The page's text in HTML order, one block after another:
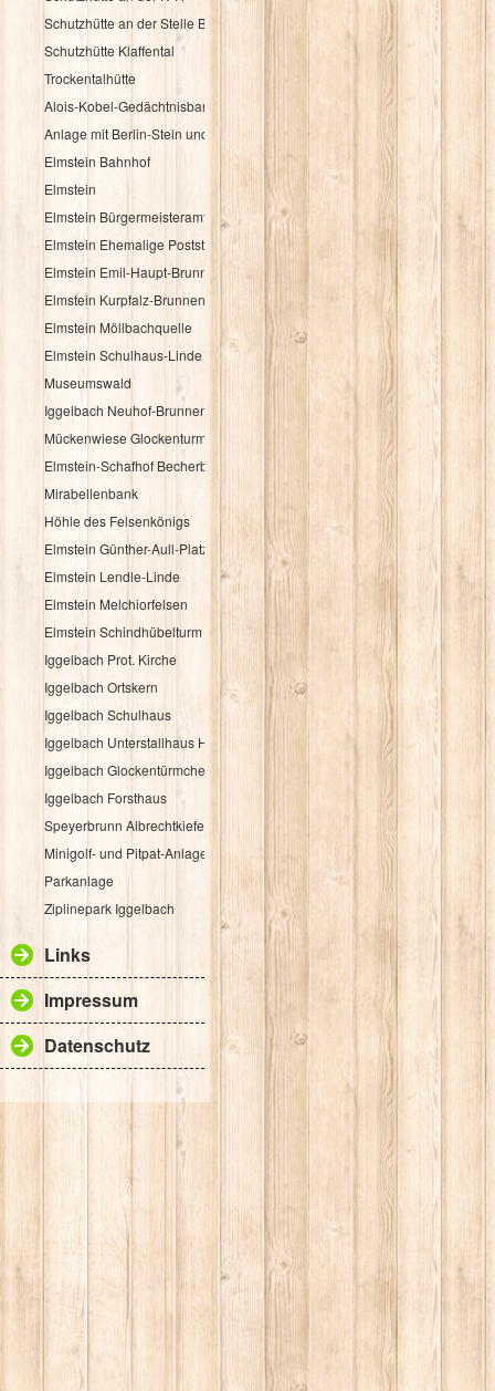
Schutzhütte an der Stelle Brandbuche
Schutzhütte Klaffental
Trockentalhütte
Alois-Kobel-Gedächtnisbank
Anlage mit Berlin-Stein und Flurkreuz
Elmstein Bahnhof
Elmstein
Elmstein Bürgermeisteramt
Elmstein Ehemalige Poststation
Elmstein Emil-Haupt-Brunnen
Elmstein Kurpfalz-Brunnen
Elmstein Möllbachquelle
Elmstein Schulhaus-Linde
Museumswald
Iggelbach Neuhof-Brunnen
Mückenwiese Glockenturm
Elmstein-Schafhof Becherbaum
Mirabellenbank
Höhle des Felsenkönigs
Elmstein Günther-Aull-Platz
Elmstein Lendle-Linde
Elmstein Melchiorfelsen
Elmstein Schindhübelturm
Iggelbach Prot. Kirche
Iggelbach Ortskern
Iggelbach Schulhaus
Iggelbach Unterstallhaus Hübelgasse 1
Iggelbach Glockentürmchen
Iggelbach Forsthaus
Speyerbrunn Albrechtkiefer
Minigolf- und Pitpat-Anlage
Parkanlage
Ziplinepark Iggelbach
Links
Impressum
Datenschutz